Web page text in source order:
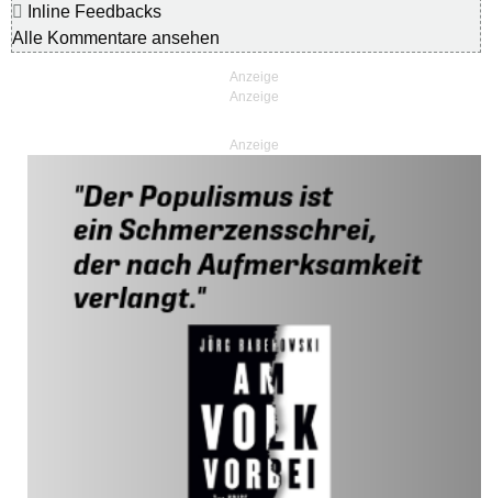
Inline Feedbacks
Alle Kommentare ansehen
Anzeige